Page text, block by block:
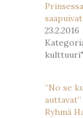
23.2.2016
kulttuuri"
”No se
Ryhmä